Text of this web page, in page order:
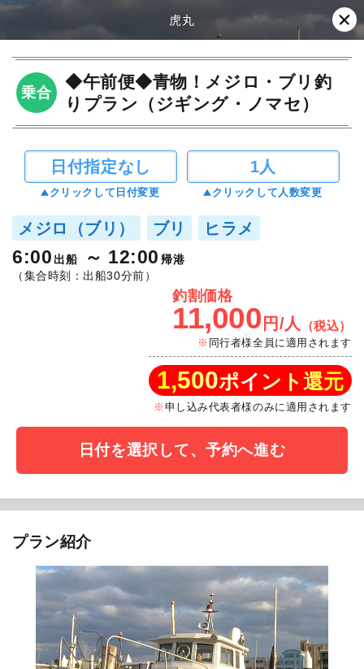
虎丸
乗合
◆午前便◆青物！メジロ・ブリ釣
りプラン（ジギング・ノマセ）
日付指定なし
クリックして日付変更
1人
クリックして人数変更
メジロ（ブリ） ブリ ヒラメ
6:00 出船 12:00 帰港
（集合時刻：出船30分前）
釣割価格
11,000 円/人 （税込）
同行者様全員に適用されます
1,500ポイント還元
申し込み代表者様のみに適用されます
日付を選択して、予約へ進む
プラン紹介